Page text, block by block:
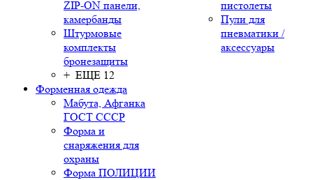
ZIP-ON панели,
камербанды
Штурмовые
комплекты
бронезащиты
+ ЕЩЕ 12
Форменная одежда
Мабута, Афганка
ГОСТ СССР
Форма и
снаряжения для
охраны
Форма ПОЛИЦИИ
пистолеты
Пули для
пневматики /
аксессуары